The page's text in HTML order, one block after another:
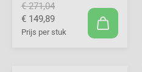
€ 271,04
€ 149,89
Prijs per stuk